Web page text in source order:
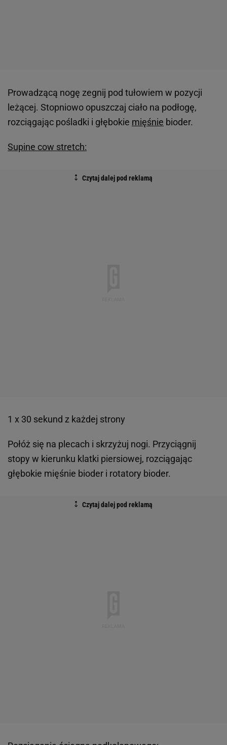
Prowadzącą nogę zegnij pod tułowiem w pozycji
leżącej. Stopniowo opuszczaj ciało na podłogę,
rozciągając pośladki i głębokie mięśnie bioder.
Supine cow stretch:
1 x 30 sekund z każdej strony
Połóż się na plecach i skrzyżuj nogi. Przyciągnij
stopy w kierunku klatki piersiowej, rozciągając
głębokie mięśnie bioder i rotatory bioder.